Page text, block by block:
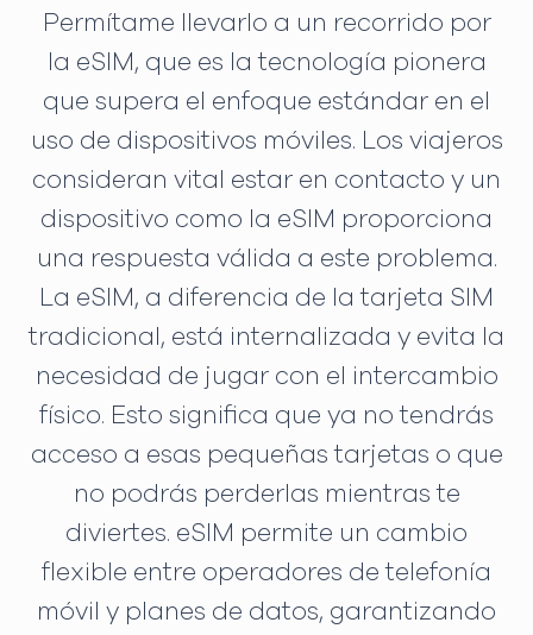
Permítame llevarlo a un recorrido por
la eSIM, que es la tecnología pionera
que supera el enfoque estándar en el
uso de dispositivos móviles. Los viajeros
consideran vital estar en contacto y un
dispositivo como la eSIM proporciona
una respuesta válida a este problema.
La eSIM, a diferencia de la tarjeta SIM
tradicional, está internalizada y evita la
necesidad de jugar con el intercambio
físico. Esto significa que ya no tendrás
acceso a esas pequeñas tarjetas o que
no podrás perderlas mientras te
diviertes. eSIM permite un cambio
flexible entre operadores de telefonía
móvil y planes de datos, garantizando